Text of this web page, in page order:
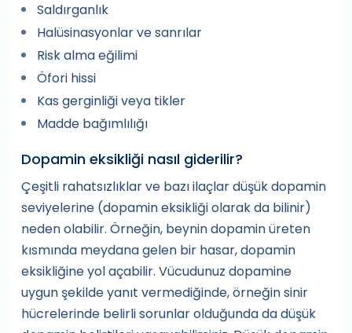
Saldırganlık
Halüsinasyonlar ve sanrılar
Risk alma eğilimi
Öfori hissi
Kas gerginliği veya tikler
Madde bağımlılığı
Dopamin eksikliği nasıl giderilir?
Çeşitli rahatsızlıklar ve bazı ilaçlar düşük dopamin
seviyelerine (dopamin eksikliği olarak da bilinir)
neden olabilir. Örneğin, beynin dopamin üreten
kısmında meydana gelen bir hasar, dopamin
eksikliğine yol açabilir. Vücudunuz dopamine
uygun şekilde yanıt vermediğinde, örneğin sinir
hücrelerinde belirli sorunlar olduğunda da düşük